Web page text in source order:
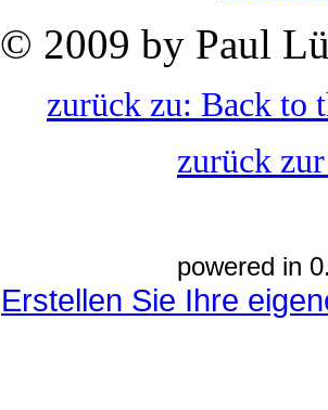
© 2009 by Paul
zurück zu: Back to
zurück
powered in
Erstellen Sie Ihre